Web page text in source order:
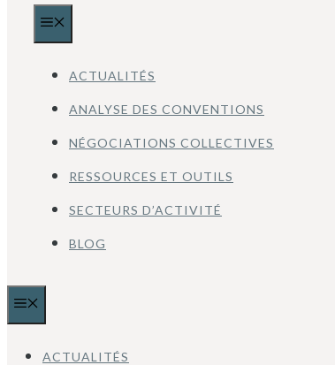
ACTUALITÉS
ANALYSE DES CONVENTIONS
NÉGOCIATIONS COLLECTIVES
RESSOURCES ET OUTILS
SECTEURS D’ACTIVITÉ
BLOG
ACTUALITÉS